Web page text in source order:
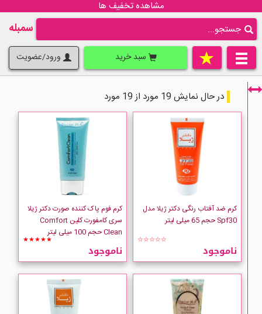
مشاهده تخفیف ها
سمبله
سبد خرید ورود/عضویت
فقط نمایش کالاهای موجود
jila
در حال نمایش 19 مورد از 19 مورد
کرم ضد آفتاب رنگی دکتر ژیلا مدل
Spf30 حجم 65 میلی لیتر
☆☆☆☆☆
ناموجود
کرم فوم پاک کننده صورت دکتر ژیلا
سری کامفورت کلین Comfort
Clean حجم 100 میلی لیتر
★★★★★
ناموجود